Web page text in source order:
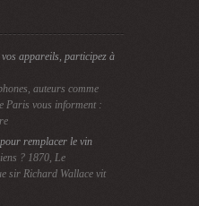
appareils, participez à
auteurs comme
Paris vous informent :
remplacer le vin
? 1870, Le
sir Richard Wallace vit